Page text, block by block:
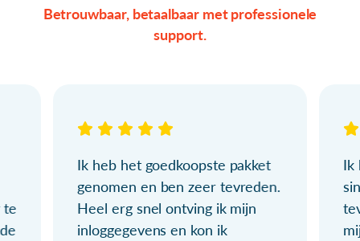
Betrouwbaar, betaalbaar met professionele
support.
te
Ik heb het goedkoopste pakket
genomen en ben zeer tevreden.
Heel erg snel ontving ik mijn
inloggegevens en kon ik
Ik